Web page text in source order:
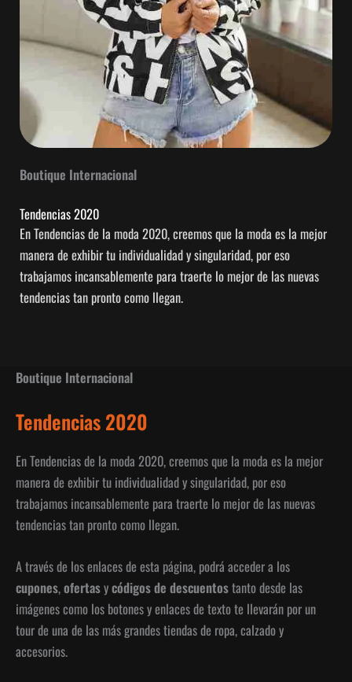
Boutique Internacional
Tendencias 2020
En Tendencias de la moda 2020, creemos que la moda es la mejor
manera de exhibir tu individualidad y singularidad, por eso
trabajamos incansablemente para traerte lo mejor de las nuevas
tendencias tan pronto como llegan.
Boutique Internacional
Tendencias 2020
En Tendencias de la moda 2020, creemos que la moda es la mejor
manera de exhibir tu individualidad y singularidad, por eso
trabajamos incansablemente para traerte lo mejor de las nuevas
tendencias tan pronto como llegan.
A través de los enlaces de esta página, podrá acceder a los
cupones,ofertasycódigos de descuentostanto desde las
imágenes como los botones y enlaces de texto te llevarán por un
tour de una de las más grandes tiendas de ropa, calzado y
accesorios.